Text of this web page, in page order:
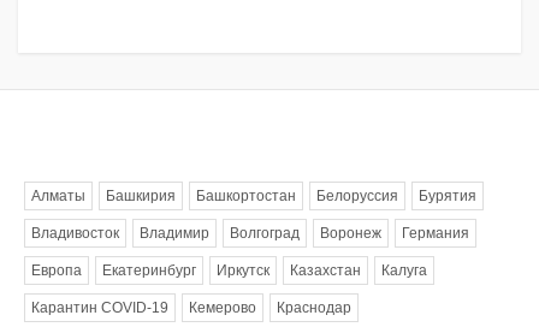
Алматы Башкирия Башкортостан Белоруссия Бурятия
Владивосток Владимир Волгоград Воронеж Германия
Европа Екатеринбург Иркутск Казахстан Калуга
Карантин COVID-19 Кемерово Краснодар